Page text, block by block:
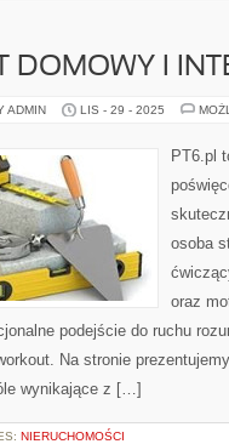
DOMOWY I
ADMIN LIS - 29 - 2025
PT6.pl
osoba
oraz
podejście do ruchu
Na stronie
wynikające z […]
NIERUCHOMOŚCI